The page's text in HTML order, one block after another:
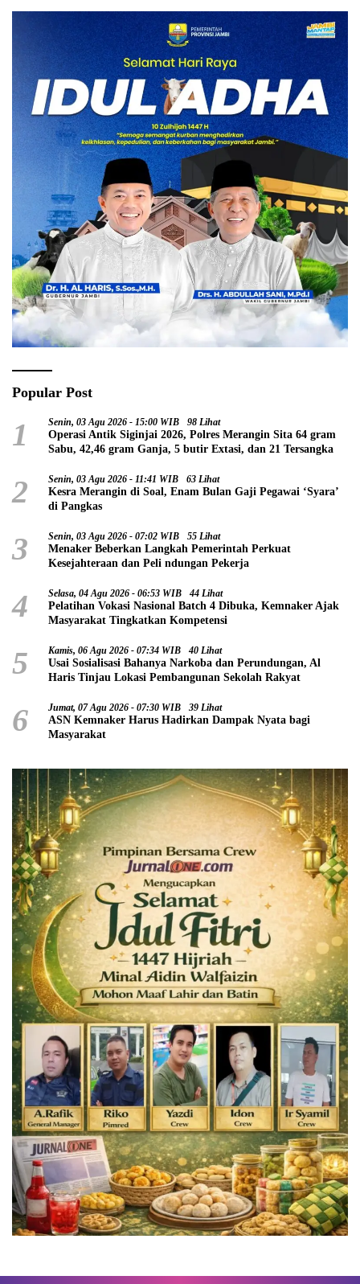
Popular Post
1 Senin, 03 Agu 2026 - 15:00 WIB 98 Lihat
Operasi Antik Siginjai 2026, Polres Merangin Sita 64 gram
Sabu, 42,46 gram Ganja, 5 butir Extasi, dan 21 Tersangka
2 Senin, 03 Agu 2026 - 11:41 WIB 63 Lihat
Kesra Merangin di Soal, Enam Bulan Gaji Pegawai ‘Syara’
di Pangkas
3 Senin, 03 Agu 2026 - 07:02 WIB 55 Lihat
Menaker Beberkan Langkah Pemerintah Perkuat
Kesejahteraan dan Peli ndungan Pekerja
4 Selasa, 04 Agu 2026 - 06:53 WIB 44 Lihat
Pelatihan Vokasi Nasional Batch 4 Dibuka, Kemnaker Ajak
Masyarakat Tingkatkan Kompetensi
5 Kamis, 06 Agu 2026 - 07:34 WIB 40 Lihat
Usai Sosialisasi Bahanya Narkoba dan Perundungan, Al
Haris Tinjau Lokasi Pembangunan Sekolah Rakyat
6 Jumat, 07 Agu 2026 - 07:30 WIB 39 Lihat
ASN Kemnaker Harus Hadirkan Dampak Nyata bagi
Masyarakat